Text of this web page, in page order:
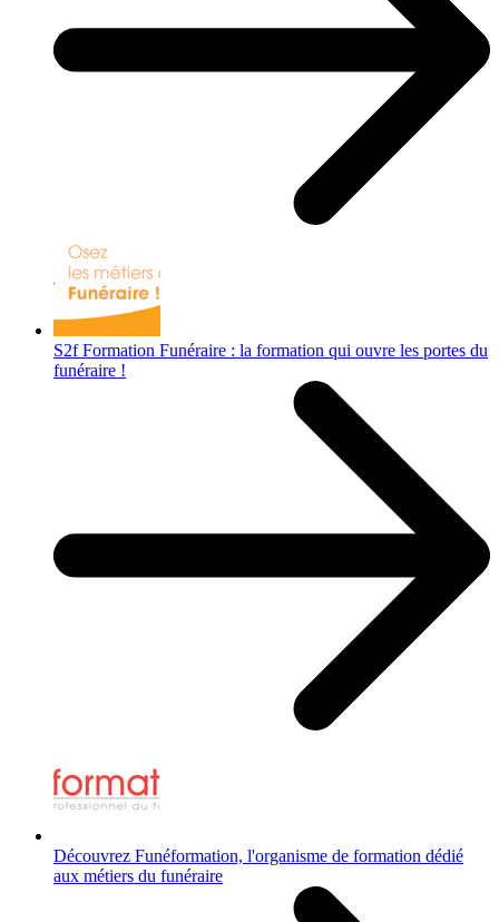
S2f Formation Funéraire : la formation qui ouvre les portes du
funéraire !
Découvrez Funéformation, l'organisme de formation dédié
aux métiers du funéraire